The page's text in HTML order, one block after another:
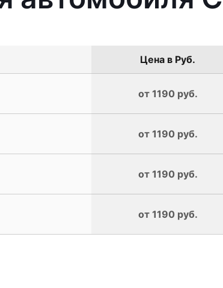
Цена в Руб.
от 1190 руб.
от 1190 руб.
от 1190 руб.
от 1190 руб.